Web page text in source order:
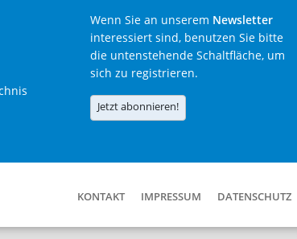
Wenn Sie an unserem Newsletter
interessiert sind, benutzen Sie bitte
die untenstehende Schaltfläche, um
sich zu registrieren.
Jetzt abonnieren!
KONTAKT IMPRESSUM DATENSCHUTZ